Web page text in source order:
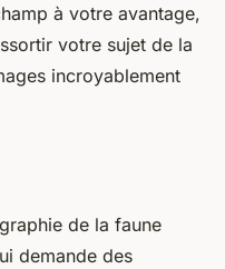
à votre avantage,
votre sujet de la
incroyablement
de la faune
demande des